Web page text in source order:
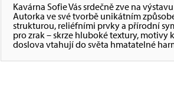
Kavárna Sofie Vás srdečně zve na
Autorka ve své tvorbě unikátním
strukturou, reliéfními prvky a přírodní
pro zrak – skrze hluboké textury,
doslova vtahují do světa hmatatelné